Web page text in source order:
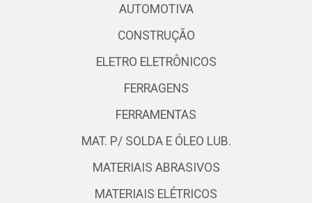
AUTOMOTIVA
CONSTRUÇÃO
ELETRO ELETRÔNICOS
FERRAGENS
FERRAMENTAS
MAT. P/ SOLDA E ÓLEO LUB.
MATERIAIS ABRASIVOS
MATERIAIS ELÉTRICOS